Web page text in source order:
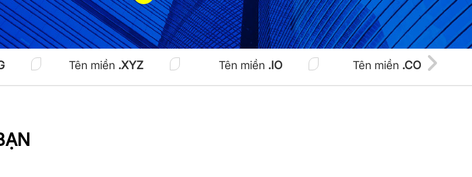
Tên miền .XYZ Tên miền .IO Tên miền .CO